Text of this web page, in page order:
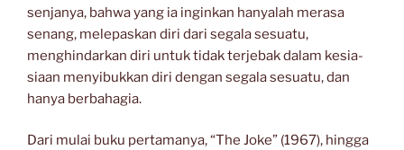
senjanya, bahwa yang ia inginkan hanyalah merasa
senang, melepaskan diri dari segala sesuatu,
menghindarkan diri untuk tidak terjebak dalam kesia-
siaan menyibukkan diri dengan segala sesuatu, dan
hanya berbahagia.
Dari mulai buku pertamanya, “The Joke” (1967), hingga